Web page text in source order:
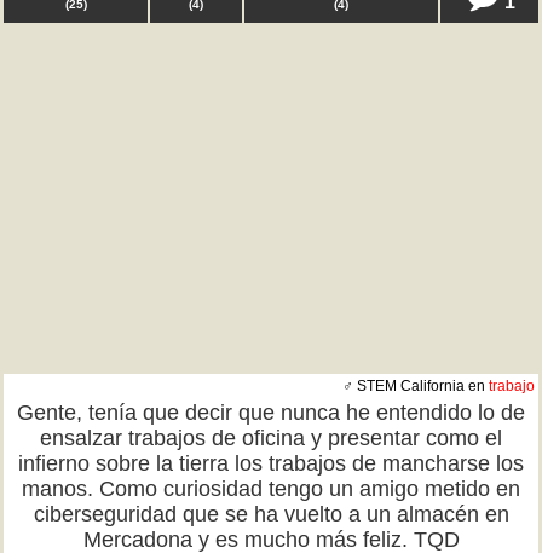
(25)
(4)
(4)
♂ STEM California en trabajo
Gente, tenía que decir que nunca he entendido lo de
ensalzar trabajos de oficina y presentar como el
infierno sobre la tierra los trabajos de mancharse los
manos. Como curiosidad tengo un amigo metido en
ciberseguridad que se ha vuelto a un almacén en
Mercadona y es mucho más feliz. TQD